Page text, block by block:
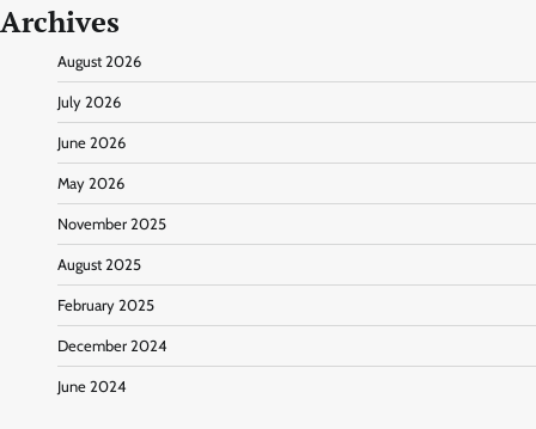
Archives
August 2026
July 2026
June 2026
May 2026
November 2025
August 2025
February 2025
December 2024
June 2024